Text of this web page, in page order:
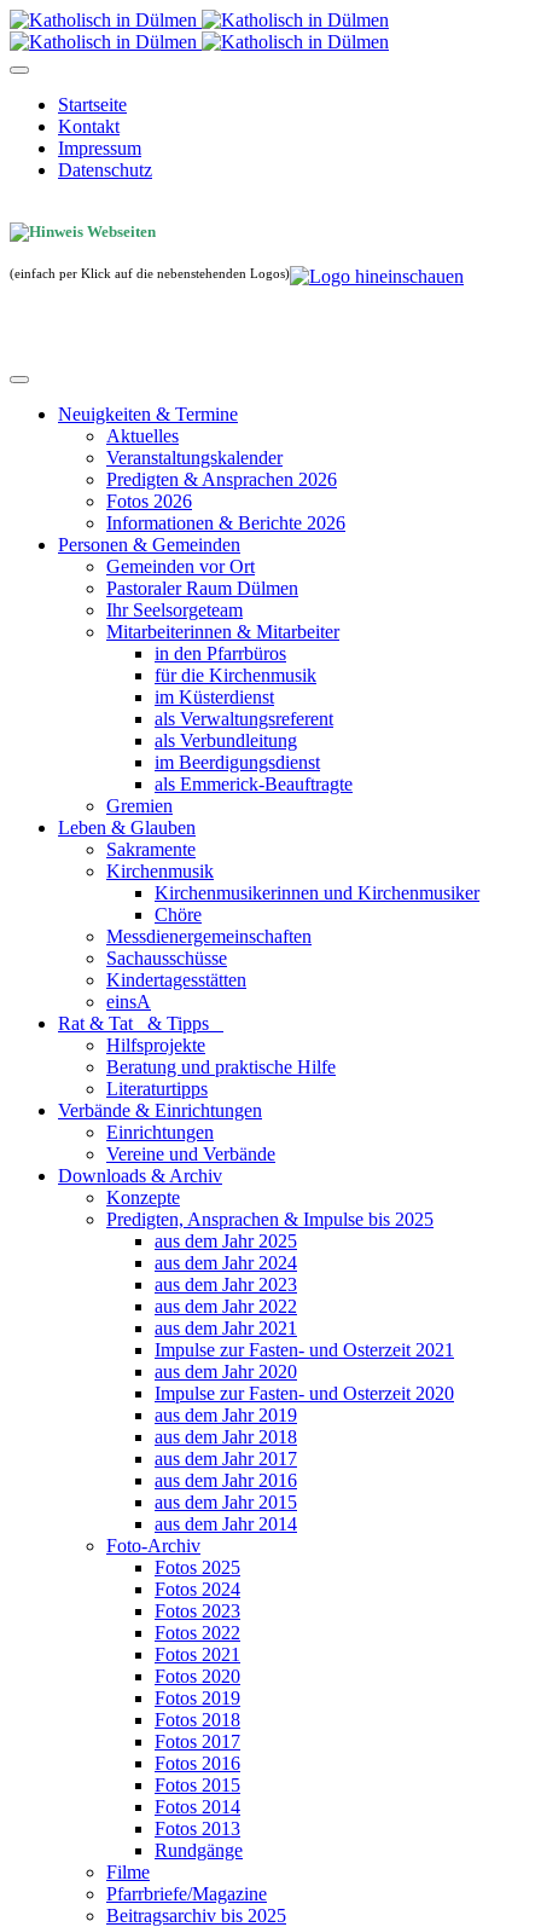
Startseite
Kontakt
Impressum
Datenschutz
(einfach per Klick auf die nebenstehenden Logos)
Neuigkeiten & Termine
Aktuelles
Veranstaltungskalender
Predigten & Ansprachen 2026
Fotos 2026
Informationen & Berichte 2026
Personen & Gemeinden
Gemeinden vor Ort
Pastoraler Raum Dülmen
Ihr Seelsorgeteam
Mitarbeiterinnen & Mitarbeiter
in den Pfarrbüros
für die Kirchenmusik
im Küsterdienst
als Verwaltungsreferent
als Verbundleitung
im Beerdigungsdienst
als Emmerick-Beauftragte
Gremien
Leben & Glauben
Sakramente
Kirchenmusik
Kirchenmusikerinnen und Kirchenmusiker
Chöre
Messdienergemeinschaften
Sachausschüsse
Kindertagesstätten
einsA
Rat & Tat & Tipps
Hilfsprojekte
Beratung und praktische Hilfe
Literaturtipps
Verbände & Einrichtungen
Einrichtungen
Vereine und Verbände
Downloads & Archiv
Konzepte
Predigten, Ansprachen & Impulse bis 2025
aus dem Jahr 2025
aus dem Jahr 2024
aus dem Jahr 2023
aus dem Jahr 2022
aus dem Jahr 2021
Impulse zur Fasten- und Osterzeit 2021
aus dem Jahr 2020
Impulse zur Fasten- und Osterzeit 2020
aus dem Jahr 2019
aus dem Jahr 2018
aus dem Jahr 2017
aus dem Jahr 2016
aus dem Jahr 2015
aus dem Jahr 2014
Foto-Archiv
Fotos 2025
Fotos 2024
Fotos 2023
Fotos 2022
Fotos 2021
Fotos 2020
Fotos 2019
Fotos 2018
Fotos 2017
Fotos 2016
Fotos 2015
Fotos 2014
Fotos 2013
Rundgänge
Filme
Pfarrbriefe/Magazine
Beitragsarchiv bis 2025